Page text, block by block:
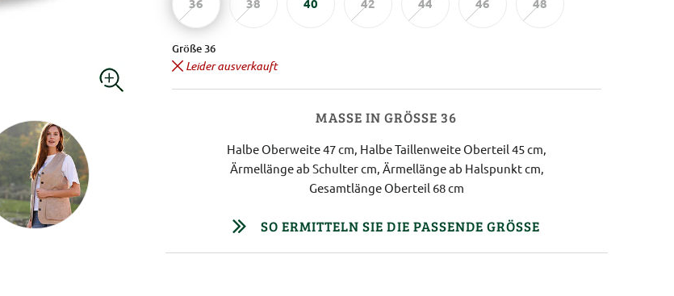
36 38 40 42 44 46 48
Größe 36
Leider ausverkauft
MASSE IN GRÖSSE 36
Halbe Oberweite 47 cm, Halbe Taillenweite Oberteil 45 cm,
Ärmellänge ab Schulter cm, Ärmellänge ab Halspunkt cm,
Gesamtlänge Oberteil 68 cm
SO ERMITTELN SIE DIE PASSENDE GRÖSSE